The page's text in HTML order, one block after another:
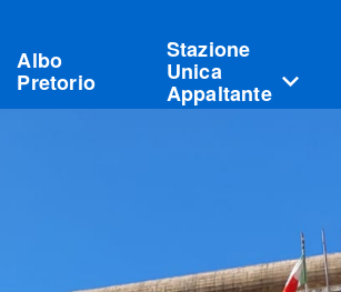
Albo
Pretorio
Stazione
Unica
Appaltante